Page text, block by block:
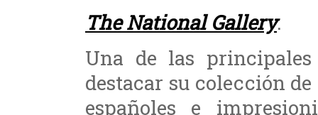
The National Gallery.
Una de las
destacar su colección
españoles e